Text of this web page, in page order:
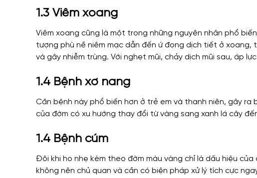
1.3 Viêm xoang
Viêm xoang cũng là một trong những nguyên nhân phổ
tượng phù nề niêm mạc dẫn đến ứ đọng dịch tiết ở
và gây nhiễm trùng. Với nghẹt mũi, chảy dịch mũi sau, áp
1.4 Bệnh xơ nang
Căn bệnh này phổ biến hơn ở trẻ em và thanh niên, gây
của đờm có xu hướng thay đổi từ vàng sang xanh lá cây
1.4 Bệnh cúm
Đôi khi ho nhẹ kèm theo đờm màu vàng chỉ là dấu hiệu
không nên chủ quan và cần có biện pháp xử lý tích cực